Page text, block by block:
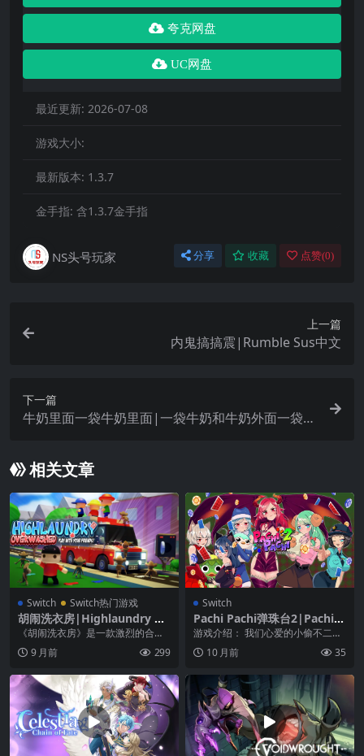
夸克网盘
UC网盘
最近更新: 2026-07-08
游戏大小:
最新版本: 1.3.7
金手指: 含1.3.7金手指
NS头号玩家 分享 收藏 点赞(0)
上一篇
内鬼搞搞震|Rumble Sus中文
下一篇
牛奶里面一袋牛奶里面|一袋牛奶和牛奶外面一袋|
文
相关文章
Switch Switch热门游戏
胡闹洗衣房|Highlaundry Ov
erwashed
《胡闹洗衣房》是一款激烈的合作
洗衣游戏，最多可容纳 4 名玩家。
在时间用完之前，...
9 月前 299
Switch
Pachi Pachi弹珠台2|Pachi P
achi 2: On a Roll
游戏介绍： 我们心爱的小偷不二子
和罗宾成功地逃离了金钱城的警
察。 然而，市民对这...
10 月前 35